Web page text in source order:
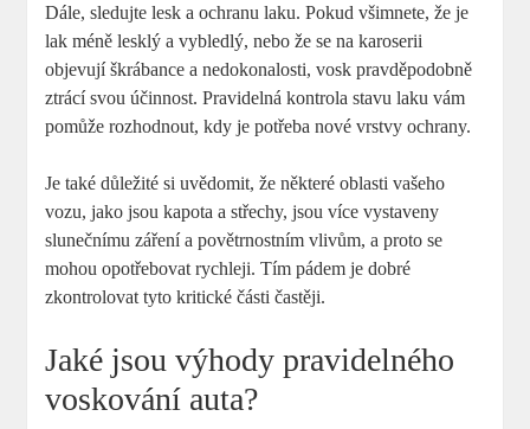
Dále, sledujte lesk a ochranu laku. Pokud všimnete, že je
lak méně lesklý a⁢ vybledlý,‍ nebo že se na karoserii
⁣objevují ‌škrábance a nedokonalosti, ​vosk pravděpodobně
ztrácí svou účinnost. Pravidelná ⁤kontrola stavu laku vám
pomůže⁢ rozhodnout, kdy je potřeba nové vrstvy ochrany.
Je‌ také důležité si uvědomit, že některé⁣ oblasti vašeho
vozu, jako jsou kapota ​a střechy, jsou více vystaveny
slunečnímu záření a povětrnostním vlivům, a proto se
mohou opotřebovat rychleji. Tím pádem je dobré
zkontrolovat tyto kritické části častěji.
Jaké jsou výhody pravidelného
voskování auta?